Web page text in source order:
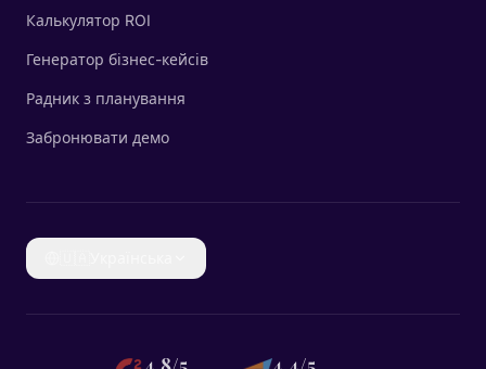
Калькулятор ROI
Генератор бізнес-кейсів
Радник з планування
Забронювати демо